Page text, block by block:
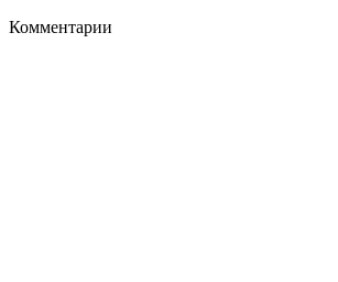
Комментарии